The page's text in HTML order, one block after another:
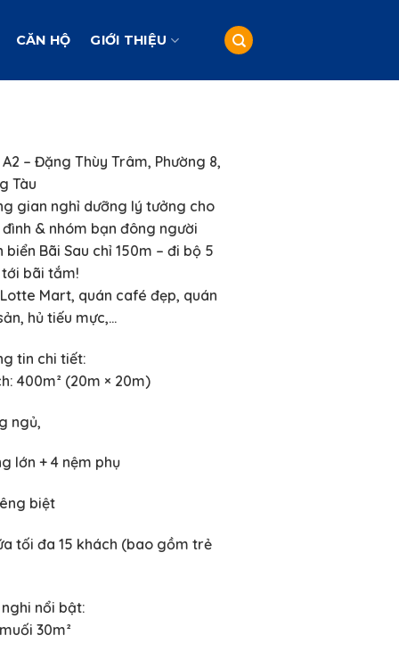
CĂN HỘ GIỚI THIỆU
– Đặng Thùy Trâm, Phường 8,
Tàu
gian nghỉ dưỡng lý tưởng cho
& nhóm bạn đông người
biển Bãi Sau chỉ 150m – đi bộ 5
bãi tắm!
Mart, quán café đẹp, quán
hủ tiếu mực,…
tin chi tiết:
400m² (20m × 20m)
ngủ,
lớn + 4 nệm phụ
biệt
tối đa 15 khách (bao gồm trẻ
nghi nổi bật:
30m²